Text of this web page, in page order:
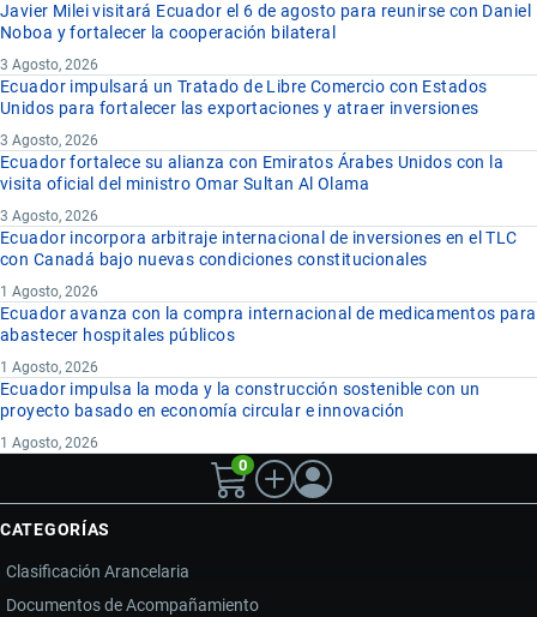
Javier Milei visitará Ecuador el 6 de agosto para reunirse con Daniel
Noboa y fortalecer la cooperación bilateral
3 Agosto, 2026
Ecuador impulsará un Tratado de Libre Comercio con Estados
Unidos para fortalecer las exportaciones y atraer inversiones
3 Agosto, 2026
Ecuador fortalece su alianza con Emiratos Árabes Unidos con la
visita oficial del ministro Omar Sultan Al Olama
3 Agosto, 2026
Ecuador incorpora arbitraje internacional de inversiones en el TLC
con Canadá bajo nuevas condiciones constitucionales
1 Agosto, 2026
Ecuador avanza con la compra internacional de medicamentos para
abastecer hospitales públicos
1 Agosto, 2026
Ecuador impulsa la moda y la construcción sostenible con un
proyecto basado en economía circular e innovación
1 Agosto, 2026
0
CATEGORÍAS
Clasificación Arancelaria
Documentos de Acompañamiento